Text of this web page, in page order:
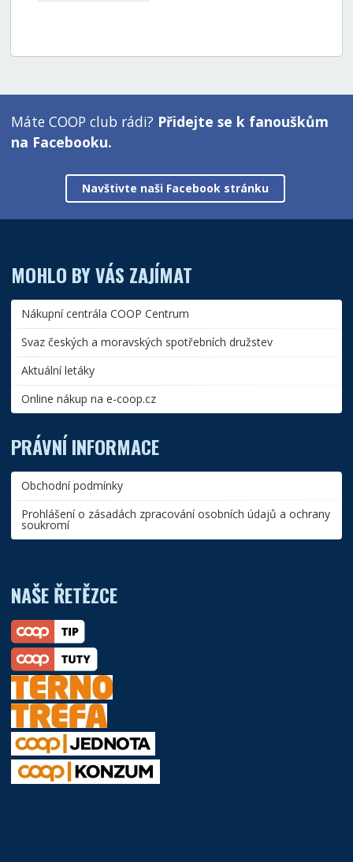
Máte COOP club rádi? Přidejte se k fanouškům
na Facebooku.
Navštivte naši Facebook stránku
MOHLO BY VÁS ZAJÍMAT
Nákupní centrála COOP Centrum
Svaz českých a moravských spotřebních družstev
Aktuální letáky
Online nákup na e-coop.cz
PRÁVNÍ INFORMACE
Obchodní podmínky
Prohlášení o zásadách zpracování osobních údajů a ochrany
soukromí
NAŠE ŘETĚZCE